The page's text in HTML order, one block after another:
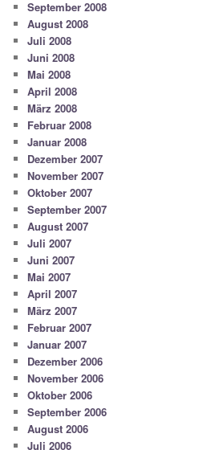
September 2008
August 2008
Juli 2008
Juni 2008
Mai 2008
April 2008
März 2008
Februar 2008
Januar 2008
Dezember 2007
November 2007
Oktober 2007
September 2007
August 2007
Juli 2007
Juni 2007
Mai 2007
April 2007
März 2007
Februar 2007
Januar 2007
Dezember 2006
November 2006
Oktober 2006
September 2006
August 2006
Juli 2006